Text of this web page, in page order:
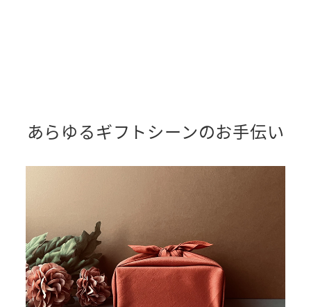
あらゆるギフトシーンのお手伝い